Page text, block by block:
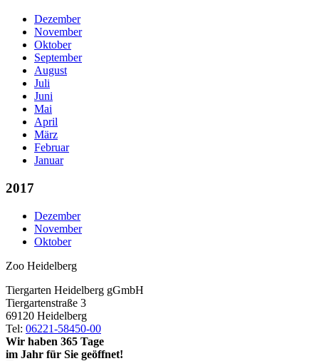
Dezember
November
Oktober
September
August
Juli
Juni
Mai
April
März
Februar
Januar
2017
Dezember
November
Oktober
Zoo Heidelberg
Tiergarten Heidelberg gGmbH
Tiergartenstraße 3
69120 Heidelberg
Tel: 06221-58450-00
Wir haben 365 Tage
im Jahr für Sie geöffnet!